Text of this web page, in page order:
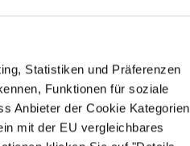
Statistiken und Präferenzen
Funktionen für soziale
Anbieter der Cookie Kategorien
mit der EU vergleichbares
einfließen, wenn der
der Lift nicht die Funktion